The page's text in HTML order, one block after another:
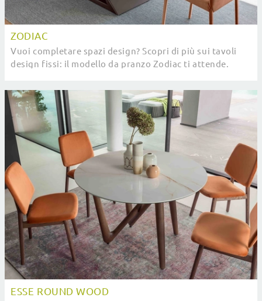
ZODIAC
Vuoi completare spazi design? Scopri di più sui tavoli
design fissi: il modello da pranzo Zodiac ti attende.
ESSE ROUND WOOD